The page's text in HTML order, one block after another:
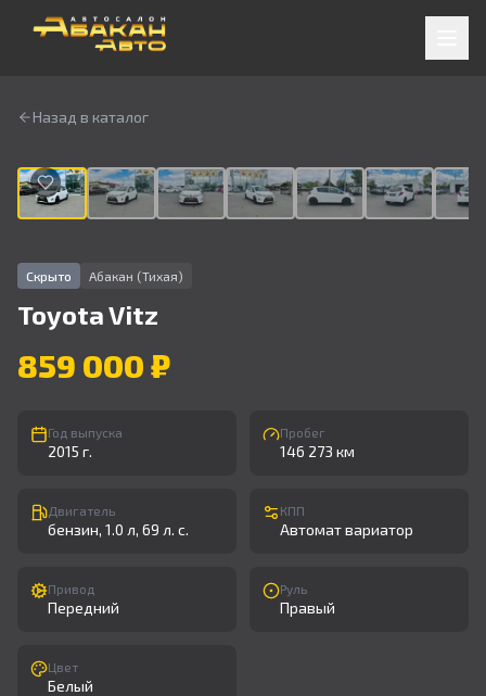
Назад в каталог
Скрыто Абакан (Тихая)
ToyotaVitz
859 000 ₽
Год выпуска
2015 г.
Пробег
146 273 км
Двигатель
бензин, 1.0 л, 69 л. с.
КПП
Автомат вариатор
Привод
Передний
Руль
Правый
Цвет
Белый